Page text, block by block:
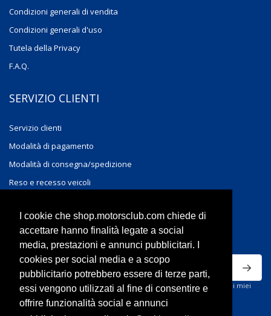
I cookie che shop.motorsclub.com chiede di
accettare hanno finalità legate a social
media, prestazioni e annunci pubblicitari. I
cookies per social media e a scopo
pubblicitario potrebbero essere di terze parti,
essi vengono utilizzati al fine di consentire e
offrire funzionalità social e annunci
Condizioni generali di vendita
Condizioni generali d'uso
Tutela della Privacy
F.A.Q.
SERVIZIO CLIENTI
Servizio clienti
Modalità di pagamento
Modalità di consegna/spedizione
Reso e recesso veicoli
ISCRIVITI ALLA NEWSLETTER
Ho letto la privacy policy del sito e acconsento al trattamento dei miei
dati personali per ricevere comunicazioni commerciali.